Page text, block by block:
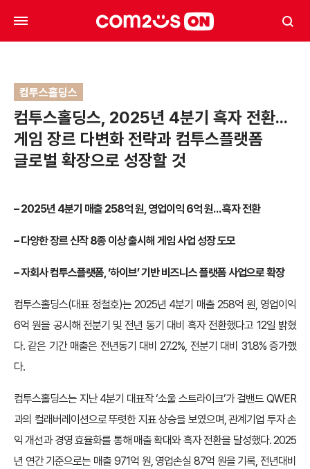
컴투스홀딩스
컴투스홀딩스, 2025년 4분기 흑자 전환…
게임 장르 다변화 전략과 컴투스플랫폼
글로벌 확장으로 성장할 것
– 2025년 4분기 매출 258억 원, 영업이익 6억 원… 흑자 전환
–다양한 장르 신작 8종 이상 출시해 게임 사업 성장 도모
–자회사 컴투스플랫폼, ‘하이브’ 기반 비즈니스 플랫폼 사업으로 확장
컴투스홀딩스(대표 정철호)는 2025년 4분기 매출 258억 원, 영업이익
6억 원을 공시해 전분기 및 전년 동기 대비 흑자 전환했다고 12일 밝혔
다. 같은 기간 매출은 전년동기 대비 27.2%, 전분기 대비 31.8% 증가했
다.
컴투스홀딩스는 지난 4분기 대표작 ‘소울 스트라이크’가 걸밴드 QWER
과의 컬래버레이션으로 뚜렷한 지표 상승을 보였으며, 관계기업 투자 손
익 개선과 경영 효율화를 통해 매출 확대와 흑자 전환을 달성했다. 2025
년 연간 기준으로는 매출 971억 원, 영업손실 87억 원을 기록, 전년대비